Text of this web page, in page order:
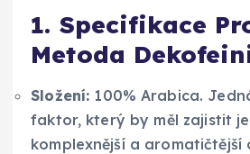
1. Specifikace
Metoda
Složení: 100% Arabica.
faktor, který by měl zajistit
komplexnější a aromatičtější